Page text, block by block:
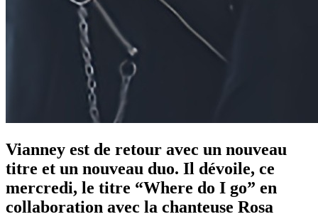
Vianney est de retour avec un nouveau
titre et un nouveau duo. Il dévoile, ce
mercredi, le titre “Where do I go” en
collaboration avec la chanteuse Rosa